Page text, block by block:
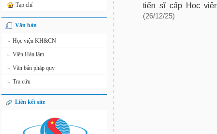
Tạp chí
Văn bản
» Học viện KH&CN
» Viện Hàn lâm
» Văn bản pháp quy
» Tra cứu
Liên kết site
tiến sĩ cấp Học
(26/12/25)